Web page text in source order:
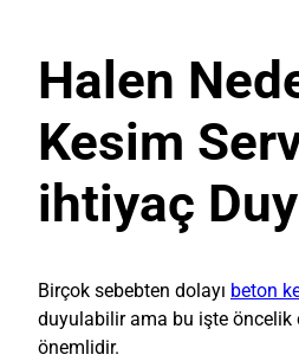
Halen
Kesim
ihtiyaç
Birçok sebebten dolayı beton
duyulabilir ama bu işte öncelik
önemlidir.